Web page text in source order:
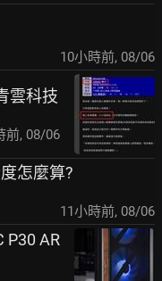
10小時前, 08/06
雲科技
前, 08/06
怎麼算?
11小時前, 08/06
P30 AR